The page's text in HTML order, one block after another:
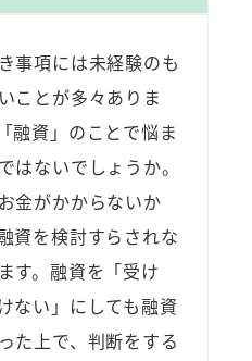
事項には未経験のも
ことが多々ありま
融資」のことで悩ま
はないでしょうか。
金がかからないか
資を検討すらされな
す。融資を「受け
ない」にしても融資
た上で、判断をする